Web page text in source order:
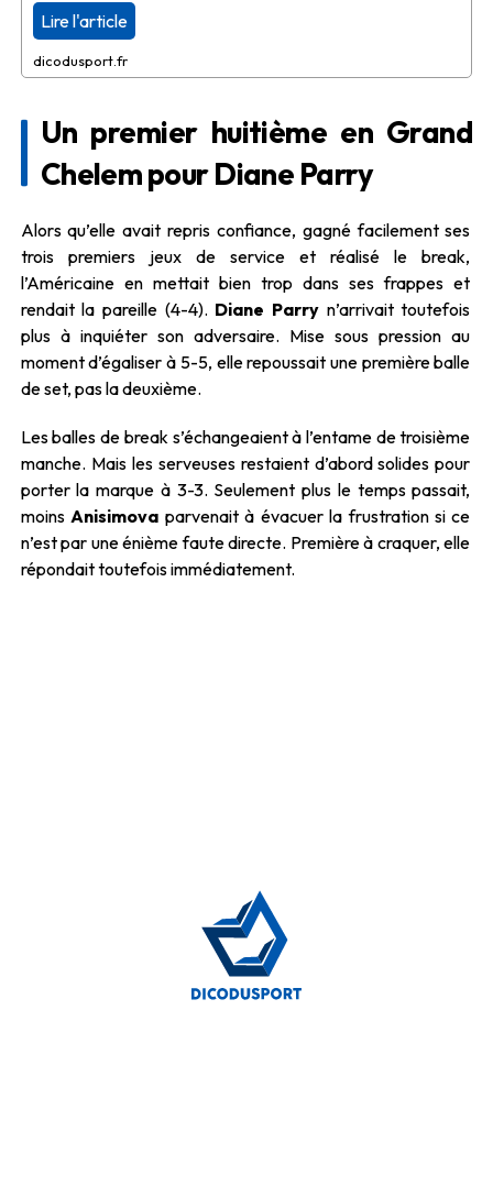
Lire l'article
dicodusport.fr
Un premier huitième en Grand
Chelem pour Diane Parry
Alors qu’elle avait repris confiance, gagné facilement ses
trois premiers jeux de service et réalisé le break,
l’Américaine en mettait bien trop dans ses frappes et
rendait la pareille (4-4). Diane Parry n’arrivait toutefois
plus à inquiéter son adversaire. Mise sous pression au
moment d’égaliser à 5-5, elle repoussait une première balle
de set, pas la deuxième.
Les balles de break s’échangeaient à l’entame de troisième
manche. Mais les serveuses restaient d’abord solides pour
porter la marque à 3-3. Seulement plus le temps passait,
moins Anisimova parvenait à évacuer la frustration si ce
n’est par une énième faute directe. Première à craquer, elle
répondait toutefois immédiatement.